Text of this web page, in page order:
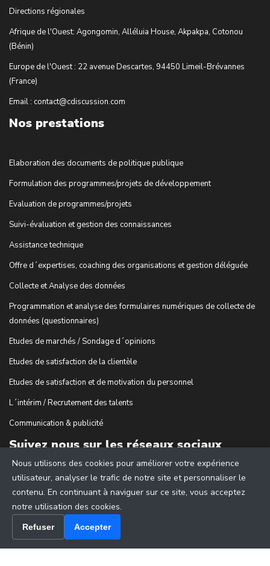
Directions régionales
Afrique de l'Ouest: Agongomin, Alléluia House, Akpakpa, Cotonou
(Bénin)
Europe de l'Ouest : 22 avenue Descartes, 94450 Limeil-Brévannes
(France)
Email : contact@cdiscussion.com
Nos prestations
Elaboration des documents de politique publique
Formulation des programmes/projets de développement
Evaluation de programmes/projets
Suivi-évaluation et gestion des connaissances
Assistance technique
Offre d´expertises, coaching des organisations et gestion déléguée
Collecte et Analyse des données
Programmation et analyse des formulaires numériques de collecte de
données (questionnaires)
Etudes de marchés / Sondage d´opinions
Etudes de satisfaction de la clientèle
Etudes de satisfaction et de motivation du personnel
L´intérim / Recrutement des talents
Communication & publicité
Suivez nous sur les réseaux sociaux
Nous utilisons des cookies pour améliorer votre expérience
utilisateur, analyser le trafic de notre site et personnaliser le
contenu. En continuant à naviguer sur ce site, vous acceptez
notre utilisation des cookies.
Refuser Accepter